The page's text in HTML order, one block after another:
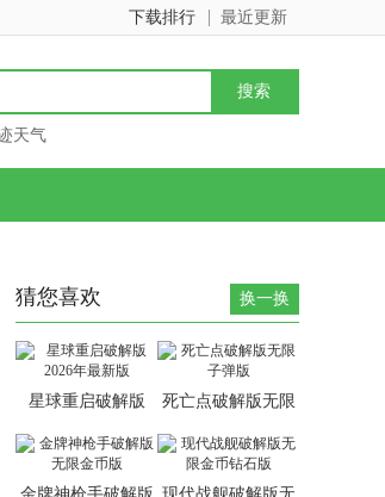
最近更新
下载排行
天气
猜您喜欢 换一换
星球重启破解版
死亡点破解版无限